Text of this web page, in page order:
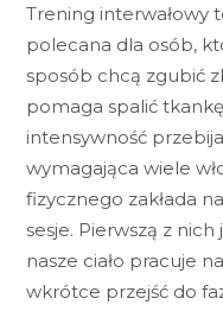
Trening interwałowy
polecana dla osób,
sposób chcą zgubić
pomaga spalić
intensywność
wymagająca wiele
fizycznego zakłada
sesje. Pierwszą z
nasze ciało pracuje
wkrótce przejść do